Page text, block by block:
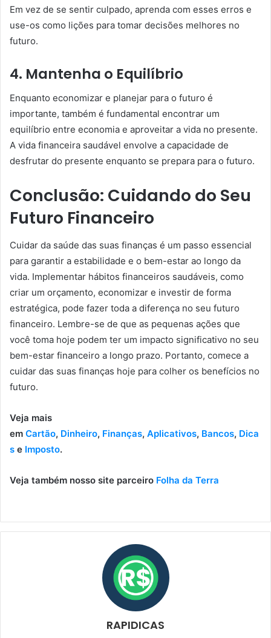
Em vez de se sentir culpado, aprenda com esses erros e
use-os como lições para tomar decisões melhores no
futuro.
4. Mantenha o Equilíbrio
Enquanto economizar e planejar para o futuro é
importante, também é fundamental encontrar um
equilíbrio entre economia e aproveitar a vida no presente.
A vida financeira saudável envolve a capacidade de
desfrutar do presente enquanto se prepara para o futuro.
Conclusão: Cuidando do Seu
Futuro Financeiro
Cuidar da saúde das suas finanças é um passo essencial
para garantir a estabilidade e o bem-estar ao longo da
vida. Implementar hábitos financeiros saudáveis, como
criar um orçamento, economizar e investir de forma
estratégica, pode fazer toda a diferença no seu futuro
financeiro. Lembre-se de que as pequenas ações que
você toma hoje podem ter um impacto significativo no seu
bem-estar financeiro a longo prazo. Portanto, comece a
cuidar das suas finanças hoje para colher os benefícios no
futuro.
Veja mais
em Cartão, Dinheiro, Finanças, Aplicativos, Bancos, Dica
s e Imposto.
Veja também nosso site parceiro Folha da Terra
RAPIDICAS